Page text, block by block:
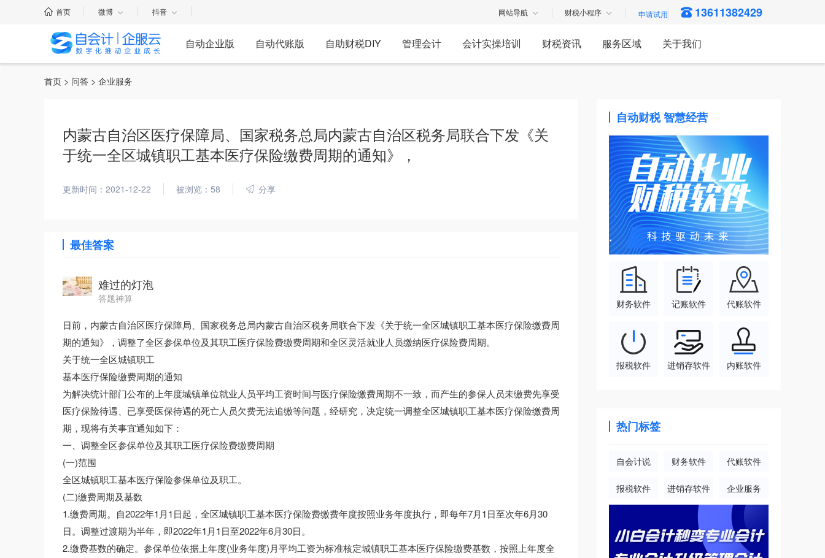
首页 微博 抖音 网站导航 财税小程序 13611382429
自动企业版 自动代账版 自助财税DIY 管理会计 会计实操培训 财税资讯 服务区域 关于我们
首页 > 问答 > 企业服务
内蒙古自治区医疗保障局、国家税务总局内蒙古自治区税务局联合下发《关
于统一全区城镇职工基本医疗保险缴费周期的通知》，
更新时间：2021-12-22 被浏览：58 分享
最佳答案
难过的灯泡
答题神算
日前，内蒙古自治区医疗保障局、国家税务总局内蒙古自治区税务局联合下发《关于统一全区城镇职工基本医疗保险缴费周
期的通知》，调整了全区参保单位及其职工医疗保险费缴费周期和全区灵活就业人员缴纳医疗保险费周期。
关于统一全区城镇职工
基本医疗保险缴费周期的通知
为解决统计部门公布的上年度城镇单位就业人员平均工资时间与医疗保险缴费周期不一致，而产生的参保人员未缴费先享受
医疗保险待遇、已享受医保待遇的死亡人员欠费无法追缴等问题，经研究，决定统一调整全区城镇职工基本医疗保险缴费周
期，现将有关事宜通知如下：
一、调整全区参保单位及其职工医疗保险费缴费周期
(一)范围
全区城镇职工基本医疗保险参保单位及职工。
(二)缴费周期及基数
1.缴费周期。自2022年1月1日起，全区城镇职工基本医疗保险费缴费年度按照业务年度执行，即每年7月1日至次年6月30
日。调整过渡期为半年，即2022年1月1日至2022年6月30日。
2.缴费基数的确定。参保单位依据上年度(业务年度)月平均工资为标准核定城镇职工基本医疗保险缴费基数，按照上年度全
自动财税 智慧经营
财务软件 记账软件 代账软件
报税软件 进销存软件 内账软件
热门标签
自会计说 财务软件 代账软件
报税软件 进销存软件 企业服务